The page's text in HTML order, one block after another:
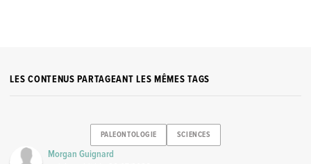
LES CONTENUS PARTAGEANT LES MÊMES TAGS
PALEONTOLOGIE SCIENCES
Morgan Guignard